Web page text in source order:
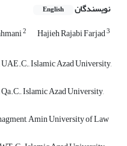
نویسندگان English
2 Hajieh Rajabi Farjad3
Islamic Azad University,
Islamic Azad University,
Amin University of Law